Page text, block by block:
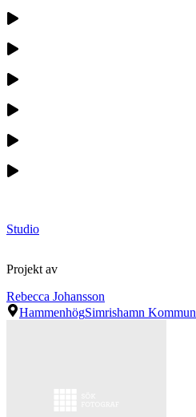
Studio
Projekt av
Rebecca Johansson
HammenhögSimrishamn Kommun